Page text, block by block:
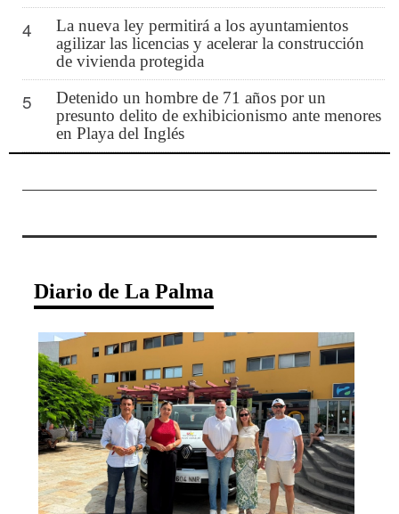
4
La nueva ley permitirá a los ayuntamientos
agilizar las licencias y acelerar la construcción
de vivienda protegida
5
Detenido un hombre de 71 años por un
presunto delito de exhibicionismo ante menores
en Playa del Inglés
Diario de La Palma